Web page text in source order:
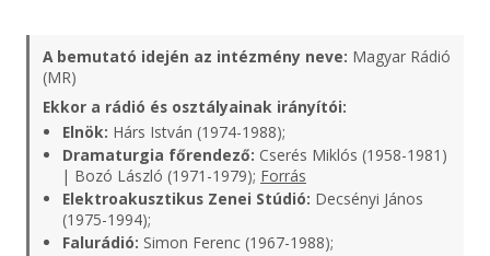
A bemutató idején az intézmény neve: Magyar Rádió
(MR)
Ekkor a rádió és osztályainak irányítói:
Elnök: Hárs István (1974-1988);
Dramaturgia főrendező: Cserés Miklós (1958-1981)
| Bozó László (1971-1979); Forrás
Elektroakusztikus Zenei Stúdió: Decsényi János
(1975-1994);
Falurádió: Simon Ferenc (1967-1988);